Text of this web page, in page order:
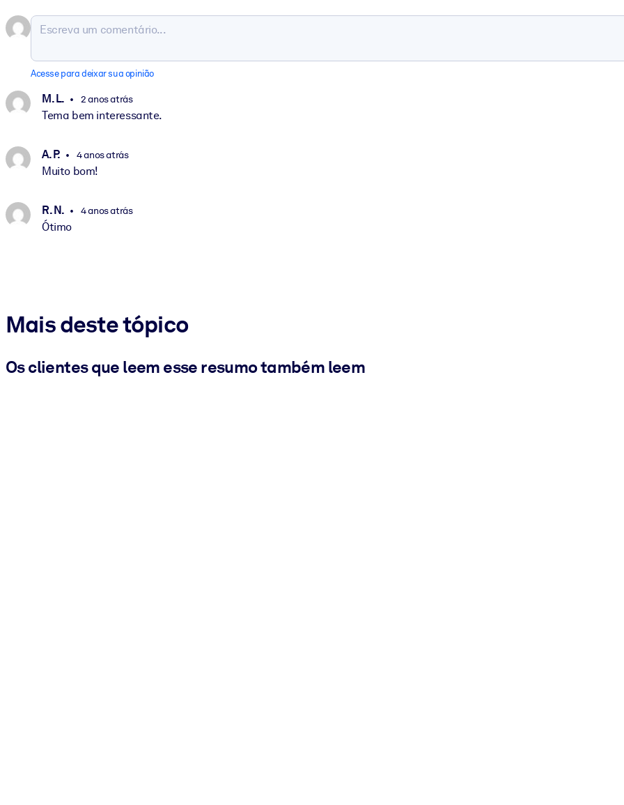
Acesse para deixar sua opinião
M. L. 2 anos atrás
Tema bem interessante.
A. P. 4 anos atrás
Muito bom!
R. N. 4 anos atrás
Ótimo
Mais deste tópico
Os clientes que leem esse resumo também leem